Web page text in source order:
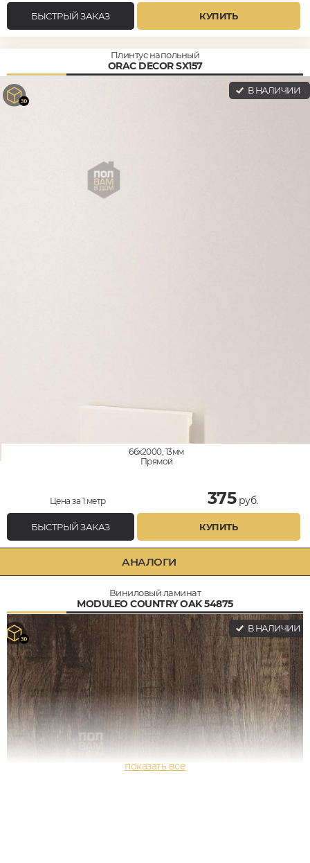
БЫСТРЫЙ ЗАКАЗ КУПИТЬ
Плинтус напольный
ORAC DECOR SX157
В НАЛИЧИИ
66x2000, 13мм
Прямой
Цена за 1 метр 375руб.
БЫСТРЫЙ ЗАКАЗ КУПИТЬ
АНАЛОГИ
Виниловый ламинат
MODULEO COUNTRY OAK 54875
В НАЛИЧИИ